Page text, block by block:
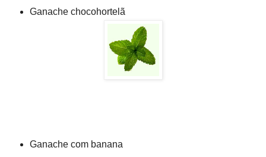
Ganache chocohortelã
Ganache com banana